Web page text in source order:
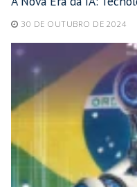
30 DE OUTUBRO DE 2024